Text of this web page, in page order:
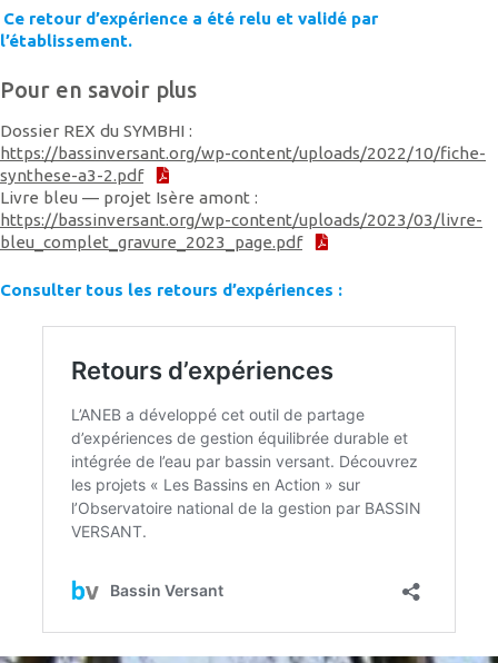
Ce retour d’expérience a été relu et validé par
l’établissement.
Pour en savoir plus
Dossier REX du SYMBHI :
https://bassinversant.org/wp-content/uploads/2022/10/fiche-
synthese-a3-2.pdf
Livre bleu — projet Isère amont :
https://bassinversant.org/wp-content/uploads/2023/03/livre-
bleu_complet_gravure_2023_page.pdf
Consulter tous les retours d’expériences :